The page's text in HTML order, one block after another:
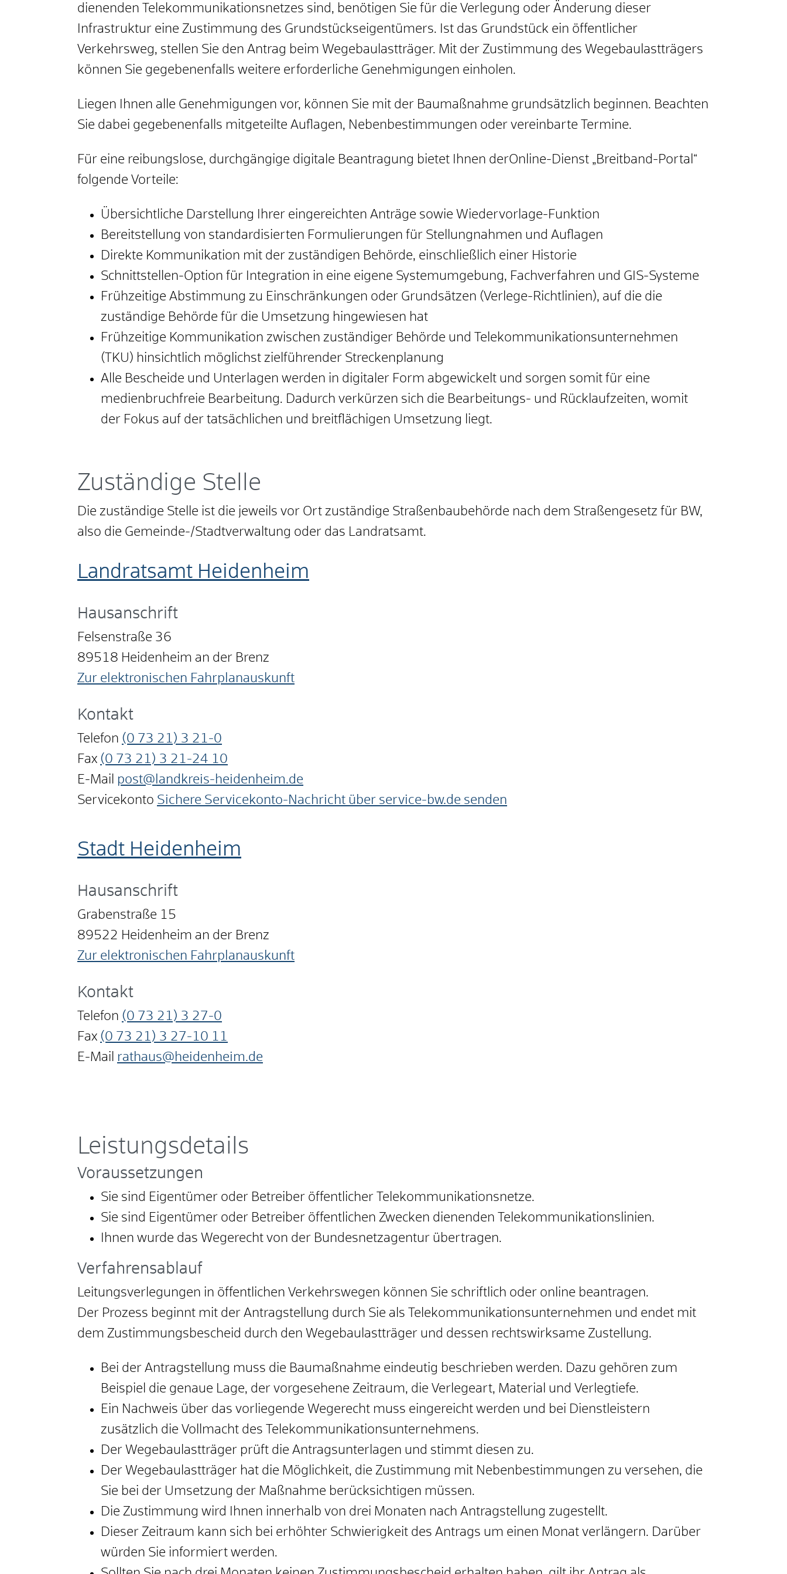
dienenden Telekommunikationsnetzes sind, benötigen Sie für die Verlegung oder Änderung dieser
Infrastruktur eine Zustimmung des Grundstückseigentümers. Ist das Grundstück ein öffentlicher
Verkehrsweg, stellen Sie den Antrag beim Wegebaulastträger. Mit der Zustimmung des Wegebaulastträgers
können Sie gegebenenfalls weitere erforderliche Genehmigungen einholen.
Liegen Ihnen alle Genehmigungen vor, können Sie mit der Baumaßnahme grundsätzlich beginnen. Beachten
Sie dabei gegebenenfalls mitgeteilte Auflagen, Nebenbestimmungen oder vereinbarte Termine.
Für eine reibungslose, durchgängige digitale Beantragung bietet Ihnen derOnline-Dienst „Breitband-Portal“
folgende Vorteile:
Übersichtliche Darstellung Ihrer eingereichten Anträge sowie Wiedervorlage-Funktion
Bereitstellung von standardisierten Formulierungen für Stellungnahmen und Auflagen
Direkte Kommunikation mit der zuständigen Behörde, einschließlich einer Historie
Schnittstellen-Option für Integration in eine eigene Systemumgebung, Fachverfahren und GIS-Systeme
Frühzeitige Abstimmung zu Einschränkungen oder Grundsätzen (Verlege-Richtlinien), auf die die
zuständige Behörde für die Umsetzung hingewiesen hat
Frühzeitige Kommunikation zwischen zuständiger Behörde und Telekommunikationsunternehmen
(TKU) hinsichtlich möglichst zielführender Streckenplanung
Alle Bescheide und Unterlagen werden in digitaler Form abgewickelt und sorgen somit für eine
medienbruchfreie Bearbeitung. Dadurch verkürzen sich die Bearbeitungs- und Rücklaufzeiten, womit
der Fokus auf der tatsächlichen und breitflächigen Umsetzung liegt.
Zuständige Stelle
Die zuständige Stelle ist die jeweils vor Ort zuständige Straßenbaubehörde nach dem Straßengesetz für BW,
also die Gemeinde-/Stadtverwaltung oder das Landratsamt.
Landratsamt Heidenheim
Hausanschrift
Felsenstraße 36
89518 Heidenheim an der Brenz
Zur elektronischen Fahrplanauskunft
Kontakt
Telefon (0 73 21) 3 21-0
Fax (0 73 21) 3 21-24 10
E-Mail post@landkreis-heidenheim.de
Servicekonto Sichere Servicekonto-Nachricht über service-bw.de senden
Stadt Heidenheim
Hausanschrift
Grabenstraße 15
89522 Heidenheim an der Brenz
Zur elektronischen Fahrplanauskunft
Kontakt
Telefon (0 73 21) 3 27-0
Fax (0 73 21) 3 27-10 11
E-Mail rathaus@heidenheim.de
Leistungsdetails
Voraussetzungen
Sie sind Eigentümer oder Betreiber öffentlicher Telekommunikationsnetze.
Sie sind Eigentümer oder Betreiber öffentlichen Zwecken dienenden Telekommunikationslinien.
Ihnen wurde das Wegerecht von der Bundesnetzagentur übertragen.
Verfahrensablauf
Leitungsverlegungen in öffentlichen Verkehrswegen können Sie schriftlich oder online beantragen.
Der Prozess beginnt mit der Antragstellung durch Sie als Telekommunikationsunternehmen und endet mit
dem Zustimmungsbescheid durch den Wegebaulastträger und dessen rechtswirksame Zustellung.
Bei der Antragstellung muss die Baumaßnahme eindeutig beschrieben werden. Dazu gehören zum
Beispiel die genaue Lage, der vorgesehene Zeitraum, die Verlegeart, Material und Verlegtiefe.
Ein Nachweis über das vorliegende Wegerecht muss eingereicht werden und bei Dienstleistern
zusätzlich die Vollmacht des Telekommunikationsunternehmens.
Der Wegebaulastträger prüft die Antragsunterlagen und stimmt diesen zu.
Der Wegebaulastträger hat die Möglichkeit, die Zustimmung mit Nebenbestimmungen zu versehen, die
Sie bei der Umsetzung der Maßnahme berücksichtigen müssen.
Die Zustimmung wird Ihnen innerhalb von drei Monaten nach Antragstellung zugestellt.
Dieser Zeitraum kann sich bei erhöhter Schwierigkeit des Antrags um einen Monat verlängern. Darüber
würden Sie informiert werden.